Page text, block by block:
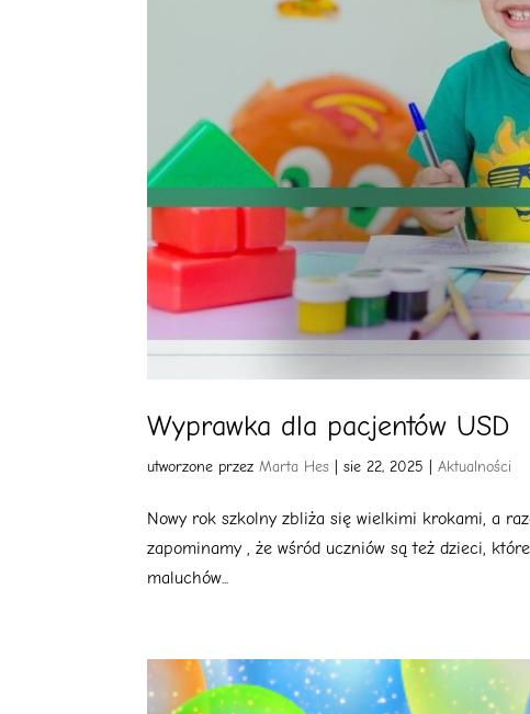
Wyprawka dla pacjentów USD
utworzone przezMarta Hes |sie 22, 2025 |Aktualności
Nowy rok szkolny zbliża się wielkimi krokami, a
zapominamy , że wśród uczniów są też dzieci,
maluchów...